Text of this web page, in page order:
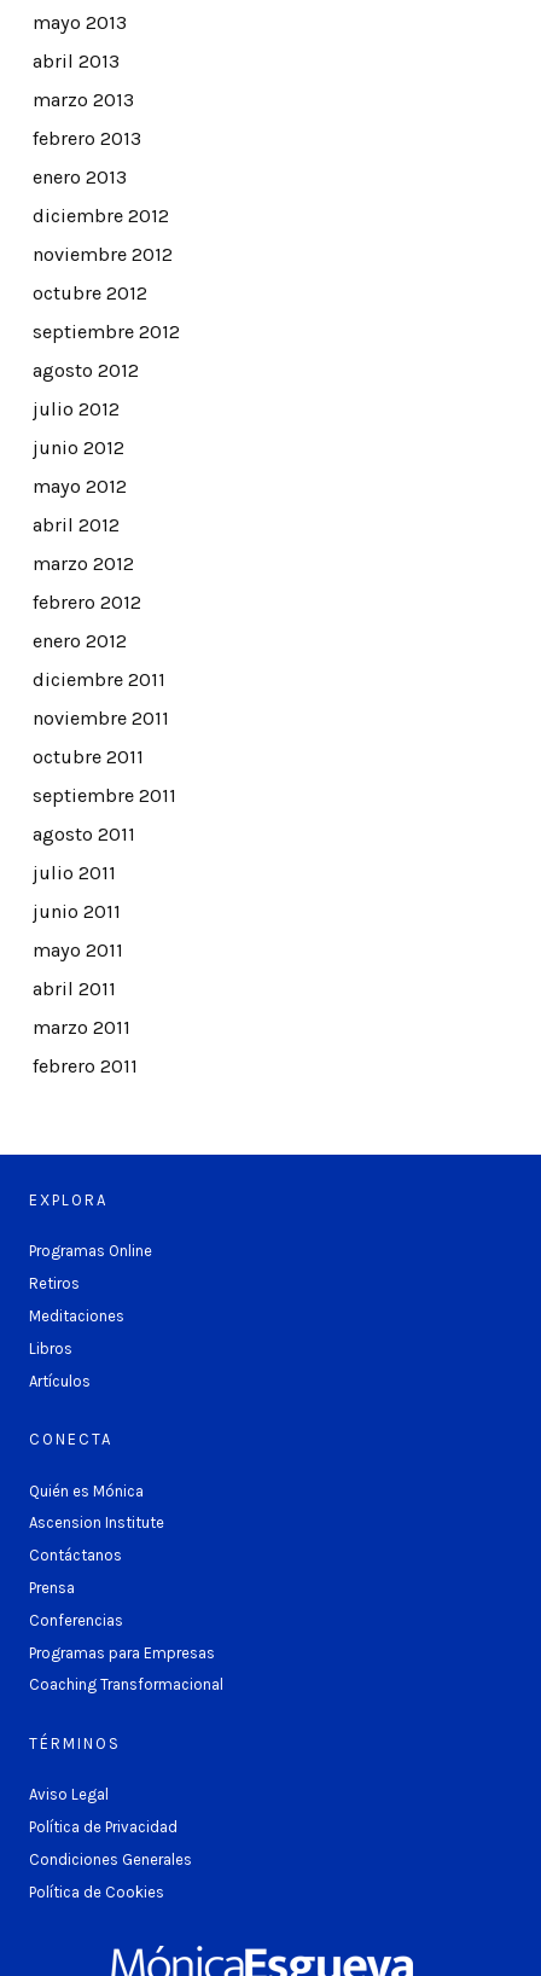
mayo 2013
abril 2013
marzo 2013
febrero 2013
enero 2013
diciembre 2012
noviembre 2012
octubre 2012
septiembre 2012
agosto 2012
julio 2012
junio 2012
mayo 2012
abril 2012
marzo 2012
febrero 2012
enero 2012
diciembre 2011
noviembre 2011
octubre 2011
septiembre 2011
agosto 2011
julio 2011
junio 2011
mayo 2011
abril 2011
marzo 2011
febrero 2011
EXPLORA
Programas Online
Retiros
Meditaciones
Libros
Artículos
CONECTA
Quién es Mónica
Ascension Institute
Contáctanos
Prensa
Conferencias
Programas para Empresas
Coaching Transformacional
TÉRMINOS
Aviso Legal
Política de Privacidad
Condiciones Generales
Política de Cookies